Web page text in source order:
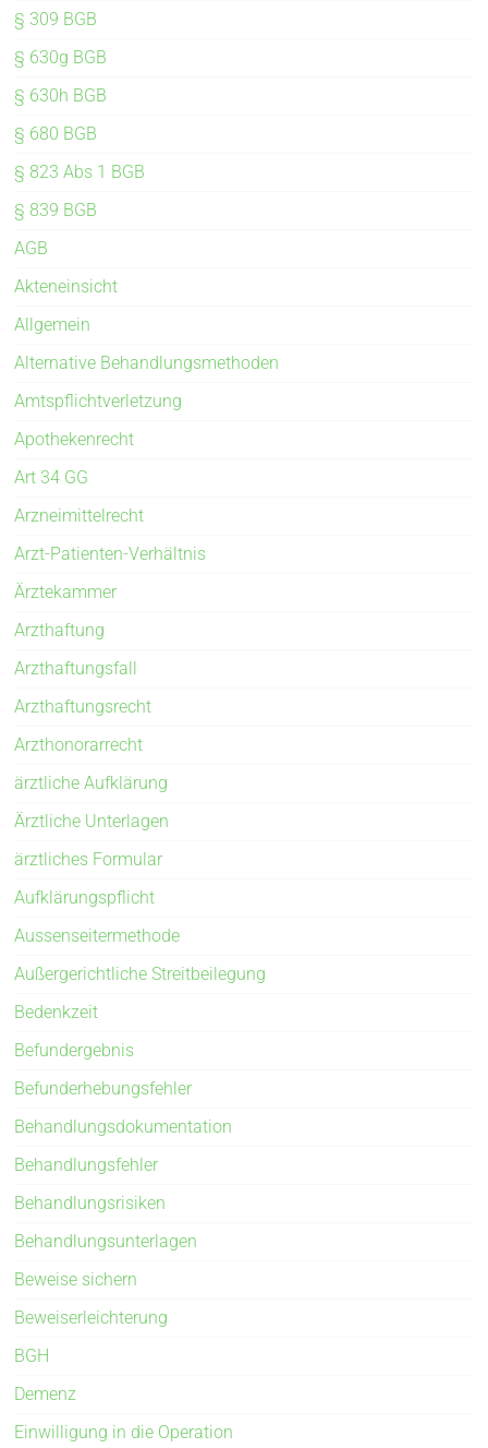
§ 309 BGB
§ 630g BGB
§ 630h BGB
§ 680 BGB
§ 823 Abs 1 BGB
§ 839 BGB
AGB
Akteneinsicht
Allgemein
Alternative Behandlungsmethoden
Amtspflichtverletzung
Apothekenrecht
Art 34 GG
Arzneimittelrecht
Arzt-Patienten-Verhältnis
Ärztekammer
Arzthaftung
Arzthaftungsfall
Arzthaftungsrecht
Arzthonorarrecht
ärztliche Aufklärung
Ärztliche Unterlagen
ärztliches Formular
Aufklärungspflicht
Aussenseitermethode
Außergerichtliche Streitbeilegung
Bedenkzeit
Befundergebnis
Befunderhebungsfehler
Behandlungsdokumentation
Behandlungsfehler
Behandlungsrisiken
Behandlungsunterlagen
Beweise sichern
Beweiserleichterung
BGH
Demenz
Einwilligung in die Operation